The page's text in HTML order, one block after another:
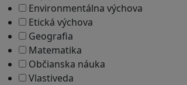
Environmentálna výchova
Etická výchova
Geografia
Matematika
Občianska náuka
Vlastiveda